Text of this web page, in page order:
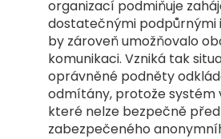
organizací podmiňuje
dostatečnými podpůrnými
by zároveň umožňovalo
komunikaci. Vzniká tak
oprávněné podněty
odmítány, protože systém
které nelze bezpečně
zabezpečeného